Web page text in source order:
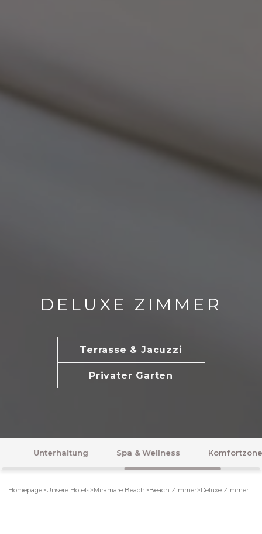
DELUXE ZIMMER
Terrasse & Jacuzzi
Privater Garten
Spa & Wellness Komfortzone Flitterwochen
Homepage>Unsere Hotels>Miramare Beach>Beach Zimmer>Deluxe Zimmer